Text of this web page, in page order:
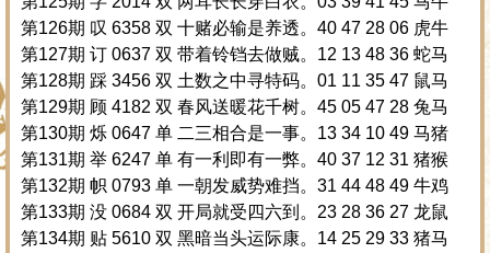
第126期 叹 6358 双 十赌必输是养透。40 47 28 06 虎牛
第127期 订 0637 双 带着铃铛去做贼。12 13 48 36 蛇马
第128期 踩 3456 双 土数之中寻特码。01 11 35 47 鼠马
第129期 顾 4182 双 春风送暖花千树。45 05 47 28 兔马
第130期 烁 0647 单 二三相合是一事。13 34 10 49 马猪
第131期 举 6247 单 有一利即有一弊。40 37 12 31 猪猴
第132期 帜 0793 单 一朝发威势难挡。31 44 48 49 牛鸡
第133期 没 0684 双 开局就受四六到。23 28 36 27 龙鼠
第134期 贴 5610 双 黑暗当头运际康。14 25 29 33 猪马